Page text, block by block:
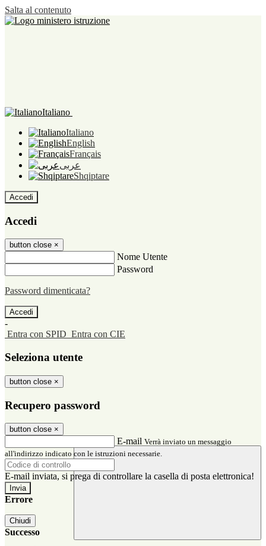
Salta al contenuto
Italiano
Italiano
English
Français
عربى
Shqiptare
Accedi
Accedi
button close ×
Nome Utente
Password
Password dimenticata?
-
Entra con SPID Entra con CIE
Seleziona utente
button close ×
Recupero password
button close ×
E-mail Verrà inviato un messaggio
all'indirizzo indicato con le istruzioni necessarie.
E-mail inviata, si prega di controllare la casella di posta elettronica!
Errore
Chiudi
Successo